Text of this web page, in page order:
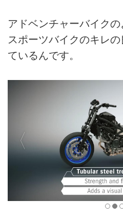
アドベンチャーバイクの
スポーツバイクのキレ
ているんです。